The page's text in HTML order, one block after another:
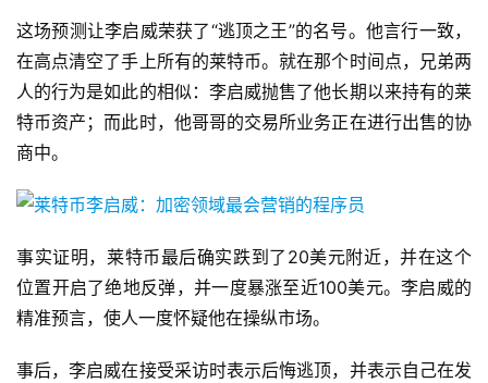
这场预测让李启威荣获了“逃顶之王”的名号。他言行一致，
在高点清空了手上所有的莱特币。就在那个时间点，兄弟两
人的行为是如此的相似：李启威抛售了他长期以来持有的莱
特币资产；而此时，他哥哥的交易所业务正在进行出售的协
商中。
事实证明，莱特币最后确实跌到了20美元附近，并在这个
位置开启了绝地反弹，并一度暴涨至近100美元。李启威的
精准预言，使人一度怀疑他在操纵市场。
事后，李启威在接受采访时表示后悔逃顶，并表示自己在发